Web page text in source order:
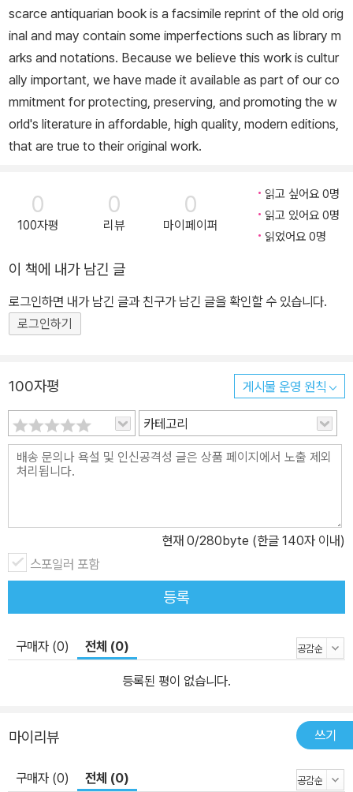
scarce antiquarian book is a facsimile reprint of the old orig
inal and may contain some imperfections such as library m
arks and notations. Because we believe this work is cultur
ally important, we have made it available as part of our co
mmitment for protecting, preserving, and promoting the w
orld's literature in affordable, high quality, modern editions,
that are true to their original work.
0
100자평
0
리뷰
0
마이페이퍼
읽고 싶어요 0명
읽고 있어요 0명
읽었어요 0명
이 책에 내가 남긴 글
로그인하면 내가 남긴 글과 친구가 남긴 글을 확인할 수 있습니다.
로그인하기
100자평 게시물 운영 원칙
카테고리
현재 0/280byte (한글 140자 이내)
스포일러 포함
등록
구매자 (0) 전체 (0)
등록된 평이 없습니다.
마이리뷰 쓰기
구매자 (0) 전체 (0)